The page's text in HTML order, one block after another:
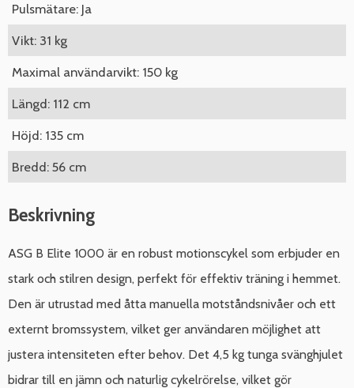
Pulsmätare: Ja
Vikt: 31 kg
Maximal användarvikt: 150 kg
Längd: 112 cm
Höjd: 135 cm
Bredd: 56 cm
Beskrivning
ASG B Elite 1000 är en robust motionscykel som erbjuder en
stark och stilren design, perfekt för effektiv träning i hemmet.
Den är utrustad med åtta manuella motståndsnivåer och ett
externt bromssystem, vilket ger användaren möjlighet att
justera intensiteten efter behov. Det 4,5 kg tunga svänghjulet
bidrar till en jämn och naturlig cykelrörelse, vilket gör